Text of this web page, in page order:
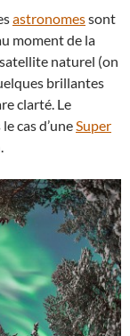
astronomessont
moment de la
satellite naturel (on
brillantes
clarté. Le
cas d’une Super